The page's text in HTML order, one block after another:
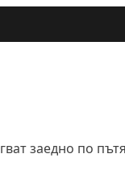
заедно по